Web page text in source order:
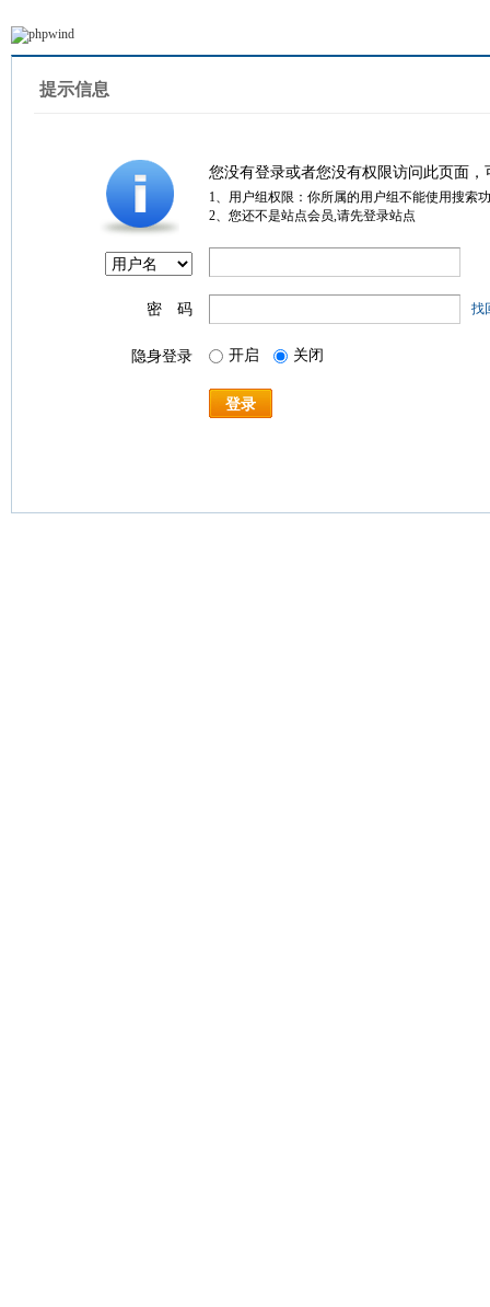
提示信息
您没有登录或者您没有权限访问此页面
1、用户组权限：你所属的用户组不能使用搜索
2、您还不是站点会员,请先登录站点
密 码 找
隐身登录 开启 关闭
登录